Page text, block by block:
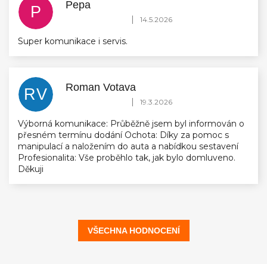
P Pepa
Hodnocení obchodu je 5 z 5 hvězdiček.
| 14.5.2026
Super komunikace i servis.
RV Roman Votava
Hodnocení obchodu je 5 z 5 hvězdiček.
| 19.3.2026
Výborná komunikace: Průběžně jsem byl informován o
přesném termínu dodání Ochota: Díky za pomoc s
manipulací a naložením do auta a nabídkou sestavení
Profesionalita: Vše proběhlo tak, jak bylo domluveno.
Děkuji
VŠECHNA HODNOCENÍ